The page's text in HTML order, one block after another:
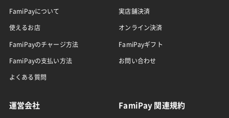
FamiPayについて
使えるお店
FamiPayのチャージ方法
FamiPayの支払い方法
よくある質問
実店舗決済
オンライン決済
FamiPayギフト
お問い合わせ
運営会社 FamiPay 関連規約